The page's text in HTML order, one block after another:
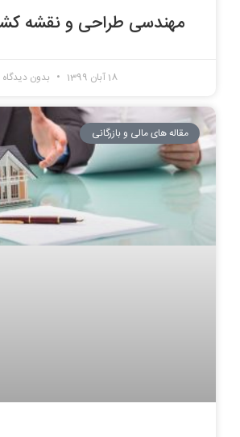
مهندسی طراحی و نقشه
18 آبان 1399 بدون دیدگاه
مقاله های مالی و بازرگانی